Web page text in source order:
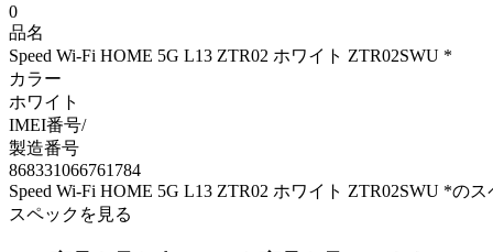
0
品名
Speed Wi-Fi HOME 5G L13 ZTR02 ホワイト ZTR02SWU *
カラー
ホワイト
IMEI番号/
製造番号
868331066761784
Speed Wi-Fi HOME 5G L13 ZTR02 ホワイト ZTR02SWU *のス
スペックを見る